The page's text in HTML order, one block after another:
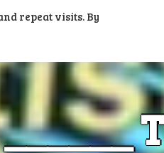
RADIOS NUMERIQUES
repeat visits. By